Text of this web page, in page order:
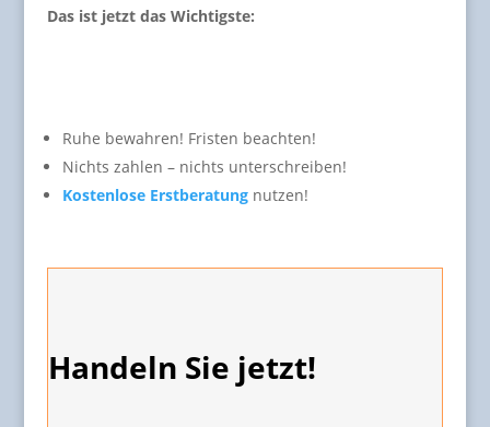
Das ist jetzt das Wichtigste:
Ruhe bewahren! Fristen beachten!
Nichts zahlen – nichts unterschreiben!
Kostenlose Erstberatungnutzen!
Handeln Sie jetzt!